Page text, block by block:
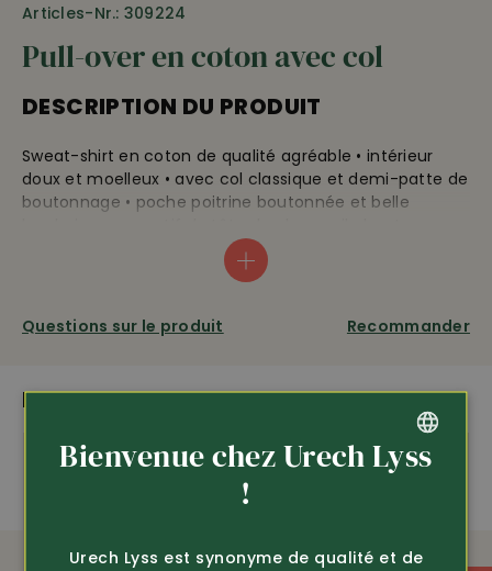
Articles-Nr.: 309224
Pull-over en coton avec col
DESCRIPTION DU PRODUIT
Sweat-shirt en coton de qualité agréable • intérieur
doux et moelleux • avec col classique et demi-patte de
boutonnage • poche poitrine boutonnée et belle
imitation corne • col, ourlet et bordures des manches
élastiques • longueur env. 72 cm • 80% coton, 20%
Questions sur le produit
Recommander
PLUS DE PRODUITS PASSIONNANTS
GERMAN
Bienvenue chez Urech Lyss
!
Urech Lyss est synonyme de qualité et de